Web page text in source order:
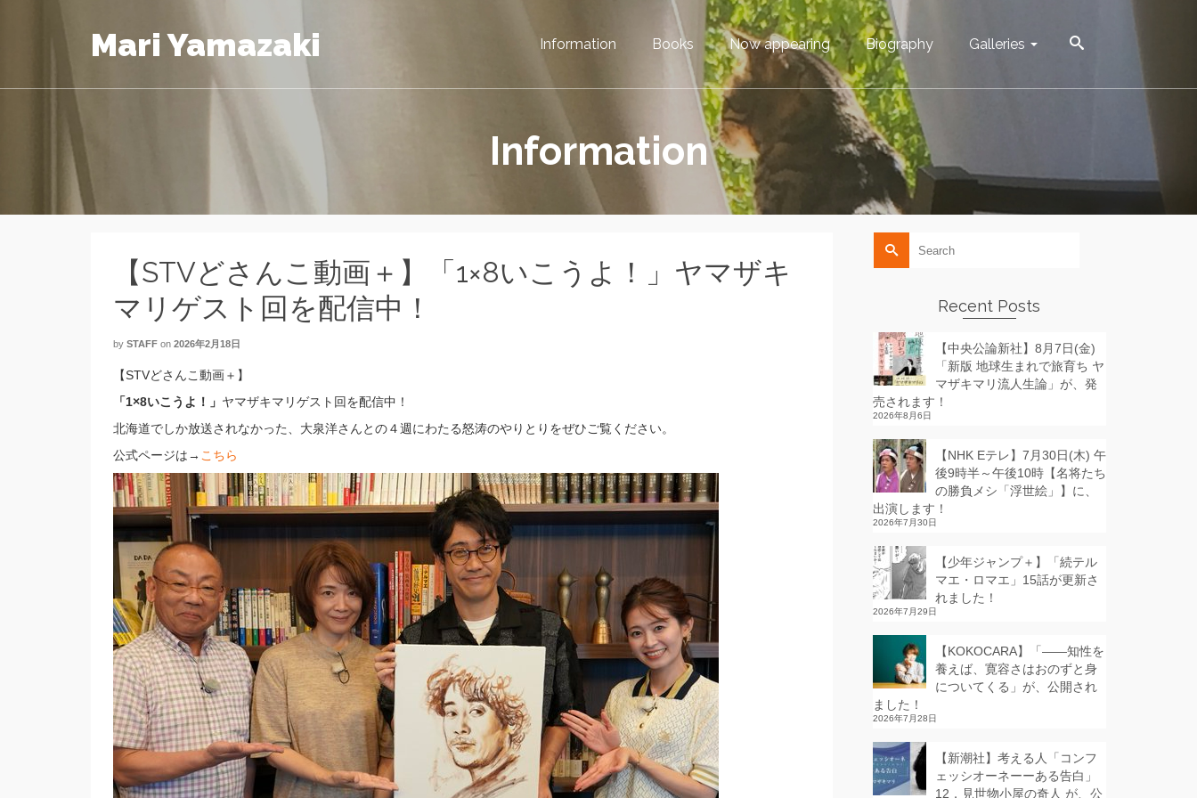
Mari Yamazaki Information Books Now appearing Biography Galleries
Information
【STVどさんこ動画＋】「1×8いこうよ！」ヤマザキ
マリゲスト回を配信中！
by STAFF on 2026年2月18日
【STVどさんこ動画＋】
「1×8いこうよ！」 ヤマザキマリゲスト回を配信中！
北海道でしか放送されなかった、大泉洋さんとの４週にわたる怒涛のやりとりをぜひご覧ください。
公式ページは→ こちら
Search
for:
Recent Posts
【中央公論新社】8月7日(金)
「新版 地球生まれで旅育ち ヤ
マザキマリ流人生論」が、発
売されます！
2026年8月6日
【NHK Eテレ】7月30日(木) 午
後9時半～午後10時【名将たち
の勝負メシ「浮世絵」】に、
出演します！
2026年7月30日
【少年ジャンプ＋】「続テル
マエ・ロマエ」15話が更新さ
れました！
2026年7月29日
【KOKOCARA】「——知性を
養えば、寛容さはおのずと身
についてくる」が、公開され
ました！
2026年7月28日
【新潮社】考える人「コンフ
ェッシオーネーーある告白」
12．見世物小屋の奇人 が、公